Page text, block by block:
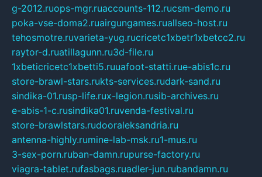
g-2012.ruops-mgr.ruaccounts-112.rucsm-demo.ru
poka-vse-doma2.ruairgungames.ruallseo-host.ru
tehosmotre.ruvarieta-yug.rucricetc1xbetr1xbetcc2.ru
raytor-d.ruatillagunn.ru3d-file.ru
1xbeticricetc1xbetti5.ruuafoot-statti.rue-abis1c.ru
store-brawl-stars.rukts-services.rudark-sand.ru
sindika-01.rusp-life.rux-legion.rusib-archives.ru
e-abis-1-c.rusindika01.ruvenda-festival.ru
store-brawlstars.rudooraleksandria.ru
antenna-highly.rumine-lab-msk.ru1-mus.ru
3-sex-porn.ruban-damn.rupurse-factory.ru
viagra-tablet.rufasbags.ruadler-jun.rubandamn.ru